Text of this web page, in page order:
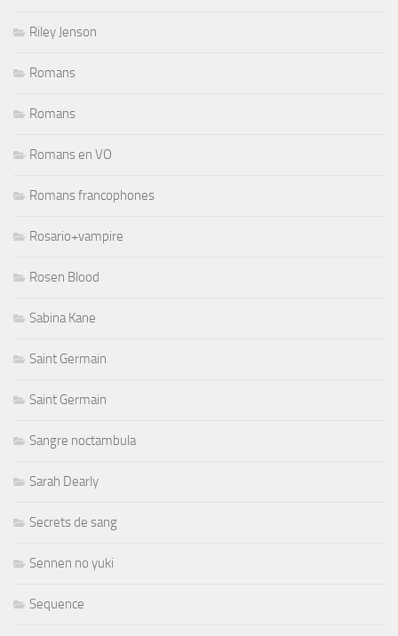
Riley Jenson
Romans
Romans
Romans en VO
Romans francophones
Rosario+vampire
Rosen Blood
Sabina Kane
Saint Germain
Saint Germain
Sangre noctambula
Sarah Dearly
Secrets de sang
Sennen no yuki
Sequence